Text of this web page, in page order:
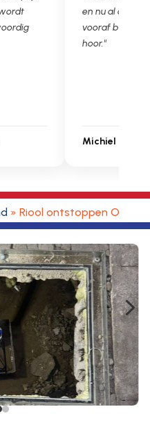
vast en
met een
je niet zo
Sarah Touat
» Riool ontstoppen
5